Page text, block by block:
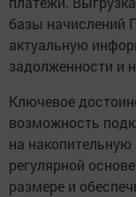
базы начислений
актуальную
задолженности и
Ключевое
возможность
на накопительную
регулярной
размере и